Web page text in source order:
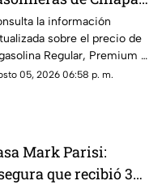
de la Magna,
y Diésel este
6 de agosto
la información
sobre el precio de
Regular, Premium y
en las estaciones de
05, 2026 06:58 p. m.
Mark Parisi:
que recibió 35